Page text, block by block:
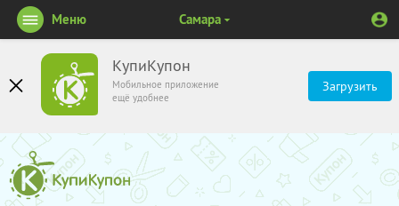
КупиКупон
Мобильное приложение
ещё удобнее
Загрузить
Меню Самара